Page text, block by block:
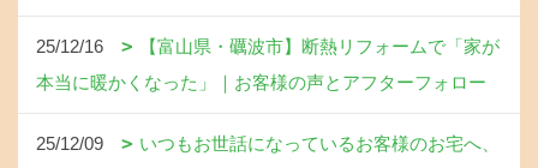
25/12/16
【富山県・礪波市】断熱リフォームで「家が
本当に暖かくなった」｜お客様の声とアフターフォロー
25/12/09
いつもお世話になっているお客様のお宅へ、